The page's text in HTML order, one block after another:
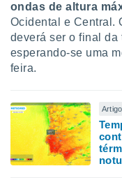
ondas de altura
Ocidental e Central.
deverá ser o final da
esperando-se uma
feira.